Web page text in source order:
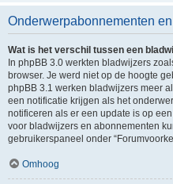
Onderwerpabonnementen
Wat is het verschil tussen een
In phpBB 3.0 werkten bladwijzers
browser. Je werd niet op de hoogte
phpBB 3.1 werken bladwijzers meer
een notificatie krijgen als het
notificeren als er een update is op
voor bladwijzers en abonnementen
gebruikerspaneel onder
Omhoog